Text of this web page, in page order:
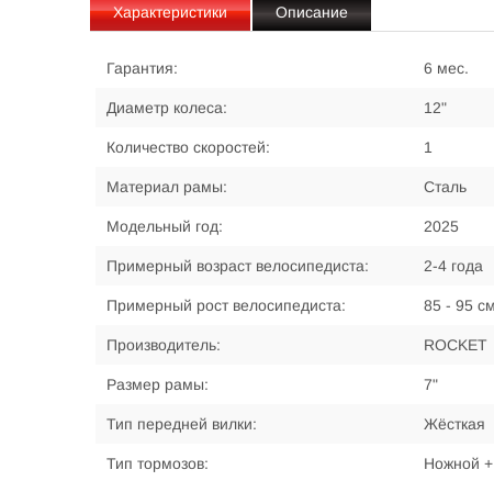
Характеристики Описание
Гарантия: 6 мес.
Диаметр колеса: 12"
Количество скоростей: 1
Материал рамы: Сталь
Модельный год: 2025
Примерный возраст велосипедиста: 2-4 года
Примерный рост велосипедиста: 85 - 95 см
Производитель: ROCKET
Размер рамы: 7"
Тип передней вилки: Жёсткая
Тип тормозов: Ножной